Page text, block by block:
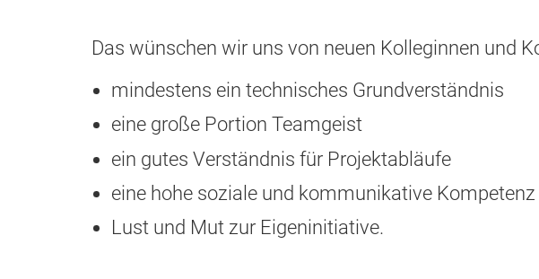
Das wünschen wir uns von neuen Kolleginnen und
mindestens ein technisches Grundverständnis
eine große Portion Teamgeist
ein gutes Verständnis für Projektabläufe
eine hohe soziale und kommunikative
Lust und Mut zur Eigeninitiative.